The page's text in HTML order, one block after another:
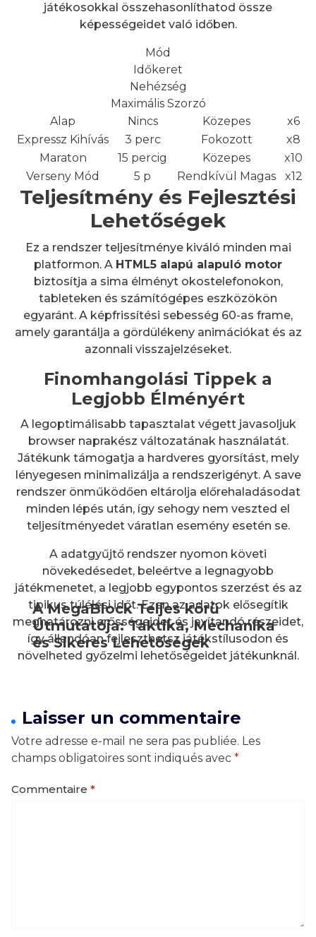
A MegaBlock Teljes körű
Útmutatója: Taktika, Mechanika
és Sikeres Lehetőségek
játékosokkal összehasonlíthatod össze
képességeidet való időben.
Mód
Időkeret
Nehézség
Maximális Szorzó
Alap
Nincs Közepes
x6
Expressz Kihívás
3 perc Fokozott
x8
Maraton
15 percig Közepes
x10
Verseny Mód
5 p Rendkívül Magas x12
Teljesítmény és Fejlesztési
Lehetőségek
Ez a rendszer teljesítménye kiváló minden mai
platformon. A HTML5 alapú alapuló motor
biztosítja a sima élményt okostelefonokon,
tableteken és számítógépes eszközökön
egyaránt. A képfrissítési sebesség 60-as frame,
amely garantálja a gördülékeny animációkat és az
azonnali visszajelzéseket.
Finomhangolási Tippek a
Legjobb Élményért
A legoptimálisabb tapasztalat végett javasoljuk
browser naprakész változatának használatát.
Játékunk támogatja a hardveres gyorsítást, mely
lényegesen minimalizálja a rendszerigényt. A save
rendszer önműködően eltárolja előrehaladásodat
minden lépés után, így sehogy nem veszted el
teljesítményedet váratlan esemény esetén se.
A adatgyűjtő rendszer nyomon követi
növekedésedet, beleértve a legnagyobb
játékmenetet, a legjobb egypontos szerzést és az
tipikus túlélési időt. Ezen az adatok elősegítik
meghatározni erősségeidet és javítandó részeidet,
így állandóan fejleszthetsz játékstílusodon és
növelheted győzelmi lehetőségeidet játékunknál.
Laisser un commentaire
Votre adresse e-mail ne sera pas publiée. Les
champs obligatoires sont indiqués avec *
Commentaire *